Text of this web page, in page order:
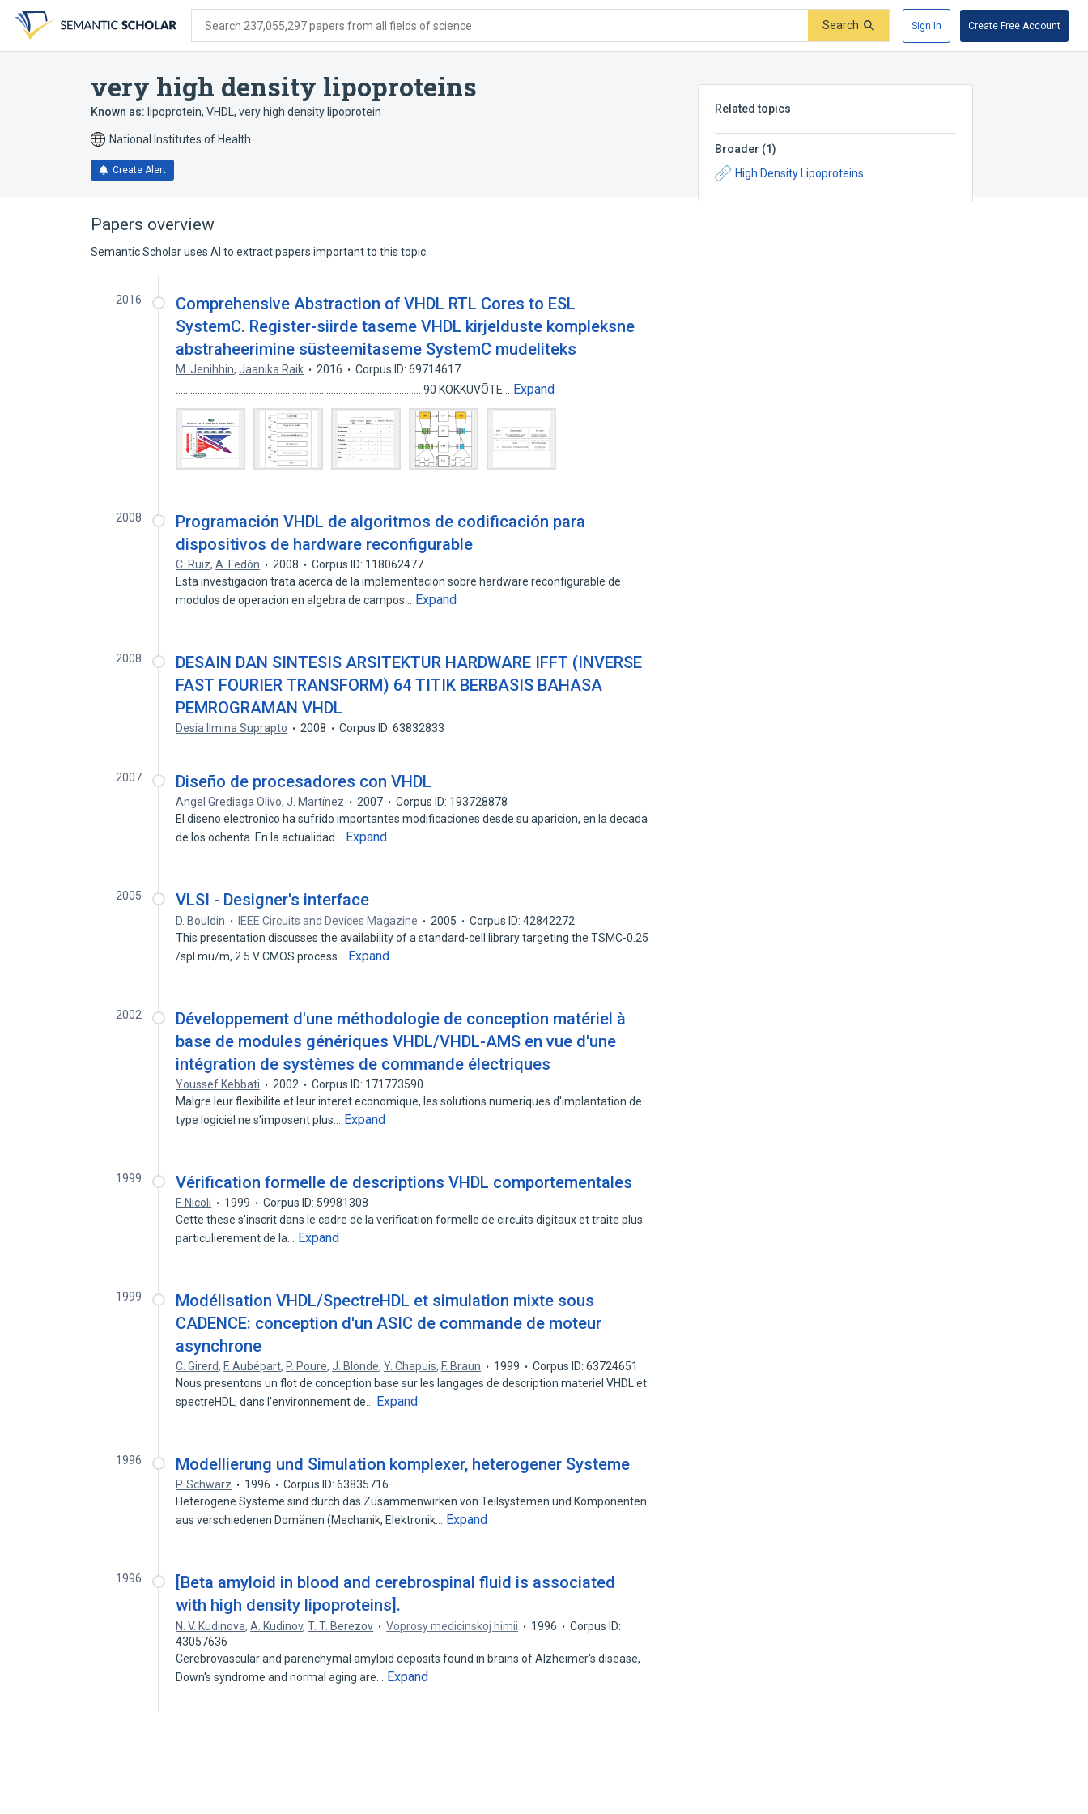
search
form
content
account
menu
Search 237,055,297 papers from all fields of science Search Sign In Create Free Account
very high density lipoproteins
Known as: lipoprotein, VHDL , very high density lipoprotein
National Institutes of Health
Create Alert
Related topics
Broader (1)
High Density Lipoproteins
Papers overview
Semantic Scholar uses AI to extract papers important to this topic.
2016
Comprehensive Abstraction of VHDL RTL Cores to ESL
SystemC. Register-siirde taseme VHDL kirjelduste kompleksne
abstraheerimine süsteemitaseme SystemC mudeliteks
M. Jenihhin,Jaanika Raik 2016
Corpus ID: 69714617
..................................................................................................... 90 KOKKUVÕTE…
Expand
2008
Programación VHDL de algoritmos de codificación para
dispositivos de hardware reconfigurable
C. Ruiz,A. Fedón 2008
Corpus ID: 118062477
Esta investigacion trata acerca de la implementacion sobre hardware reconfigurable de
modulos de operacion en algebra de campos…
Expand
2008
DESAIN DAN SINTESIS ARSITEKTUR HARDWARE IFFT (INVERSE
FAST FOURIER TRANSFORM) 64 TITIK BERBASIS BAHASA
PEMROGRAMAN VHDL
Desia Ilmina Suprapto 2008 Corpus ID: 63832833
2007 Diseño de procesadores con VHDL
Angel Grediaga Olivo,J. Martínez 2007
Corpus ID: 193728878
El diseno electronico ha sufrido importantes modificaciones desde su aparicion, en la decada
de los ochenta. En la actualidad…
Expand
2005 VLSI - Designer's interface
D. Bouldin IEEE Circuits and Devices Magazine 2005
Corpus ID: 42842272
This presentation discusses the availability of a standard-cell library targeting the TSMC-0.25
/spl mu/m, 2.5 V CMOS process…
Expand
2002
Développement d'une méthodologie de conception matériel à
base de modules génériques VHDL/VHDL-AMS en vue d'une
intégration de systèmes de commande électriques
Youssef Kebbati 2002
Corpus ID: 171773590
Malgre leur flexibilite et leur interet economique, les solutions numeriques d'implantation de
type logiciel ne s'imposent plus…
Expand
1999 Vérification formelle de descriptions VHDL comportementales
F. Nicoli 1999
Corpus ID: 59981308
Cette these s'inscrit dans le cadre de la verification formelle de circuits digitaux et traite plus
particulierement de la…
Expand
1999
Modélisation VHDL/SpectreHDL et simulation mixte sous
CADENCE: conception d'un ASIC de commande de moteur
asynchrone
C. Girerd, F. Aubépart, P. Poure,J. Blonde,Y. Chapuis, F. Braun 1999
Corpus ID: 63724651
Nous presentons un flot de conception base sur les langages de description materiel VHDL et
spectreHDL, dans l'environnement de…
Expand
1996 Modellierung und Simulation komplexer, heterogener Systeme
P. Schwarz 1996
Corpus ID: 63835716
Heterogene Systeme sind durch das Zusammenwirken von Teilsystemen und Komponenten
aus verschiedenen Domänen (Mechanik, Elektronik…
Expand
1996
[Beta amyloid in blood and cerebrospinal fluid is associated
with high density lipoproteins].
N. V. Kudinova,A. Kudinov,T. T. Berezov Voprosy medicinskoj himii 1996
Corpus ID:
43057636
Cerebrovascular and parenchymal amyloid deposits found in brains of Alzheimer's disease,
Down's syndrome and normal aging are…
Expand